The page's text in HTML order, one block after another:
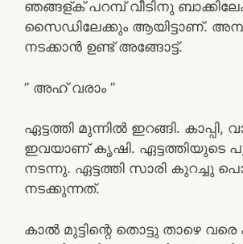
ഞങ്ങള്ക് പറമ്പ് വീടിനു
സൈഡിലേക്കും ആയിട്ടാണ്.
നടക്കാൻ ഉണ്ട് അങ്ങോട്ട്.
” അഹ് വരാം ”
ഏട്ടത്തി മുന്നിൽ ഇറങ്ങി.
ഇവയാണ് കൃഷി. ഏട്ടത്തിയുടെ
നടന്നു. ഏട്ടത്തി സാരി കുറച്ചു
നടക്കുന്നത്.
കാൽ മുട്ടിന്റെ തൊട്ടു താഴെ